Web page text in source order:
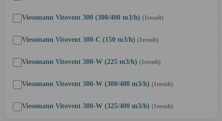
Viessmann Vitovent 300 (300/400 m3/h) (1result)
Viessmann Vitovent 300-C (150 m3/h) (1result)
Viessmann Vitovent 300-W (225 m3/h) (1result)
Viessmann Vitovent 300-W (300/400 m3/h) (1result)
Viessmann Vitovent 300-W (325/400 m3/h) (1result)